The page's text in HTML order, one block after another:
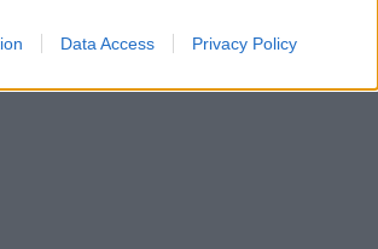
Data Access Privacy Policy